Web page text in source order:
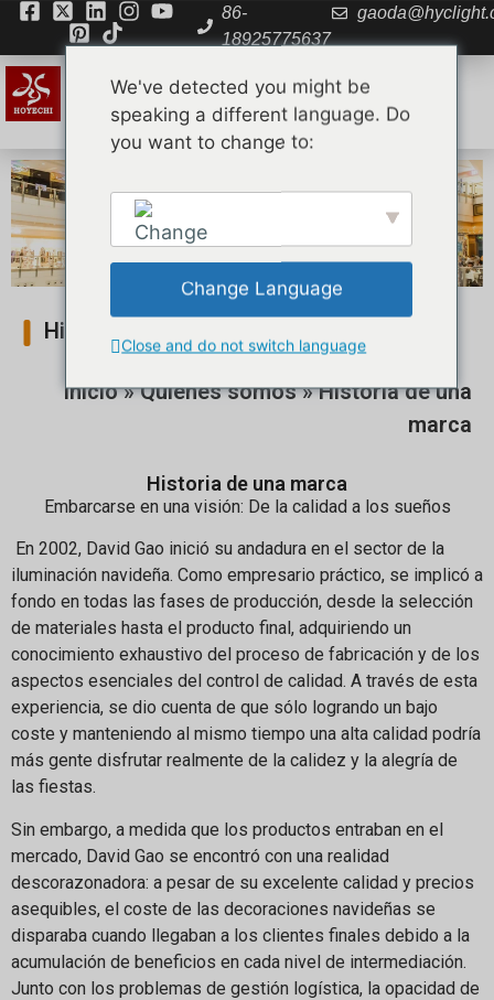
86-
18925775637
Historia de una marca
Inicio»Quiénes somos»Historia de una
marca
Historia de una marca
Embarcarse en una visión: De la calidad a los sueños
En 2002, David Gao inició su andadura en el sector de la
iluminación navideña. Como empresario práctico, se implicó a
fondo en todas las fases de producción, desde la selección
de materiales hasta el producto final, adquiriendo un
conocimiento exhaustivo del proceso de fabricación y de los
aspectos esenciales del control de calidad. A través de esta
experiencia, se dio cuenta de que sólo logrando un bajo
coste y manteniendo al mismo tiempo una alta calidad podría
más gente disfrutar realmente de la calidez y la alegría de
las fiestas.
Sin embargo, a medida que los productos entraban en el
mercado, David Gao se encontró con una realidad
descorazonadora: a pesar de su excelente calidad y precios
asequibles, el coste de las decoraciones navideñas se
disparaba cuando llegaban a los clientes finales debido a la
acumulación de beneficios en cada nivel de intermediación.
Junto con los problemas de gestión logística, la opacidad de
We've detected you might be
speaking a different language. Do
you want to change to:
English
Change Language
Close and do not switch language